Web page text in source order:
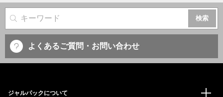
サイト内検索
よくあるご質問・お問い合わせ
ジャルパックについて